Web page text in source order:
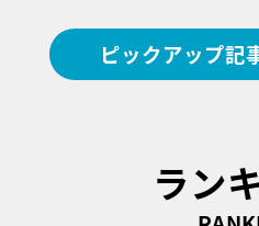
ピックアップ記
ラン